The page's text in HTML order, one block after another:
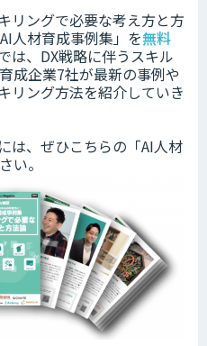
リングで必要な考え方と方
人材育成事例集」を無料
は、DX戦略に伴うスキル
成企業7社が最新の事例や
リング方法を紹介していき
は、ぜひこちらの「AI人材
い。